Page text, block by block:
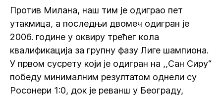
Против Милана, наш тим је одиграо пет
утакмица, а последњи двомеч одигран је
2006. године у оквиру трећег кола
квалификација за групну фазу Лиге шампиона.
У првом сусрету који је одигран на ,,Сан Сиру“
победу минималним резултатом однели су
Росонери 1:0, док је реванш у Београду,